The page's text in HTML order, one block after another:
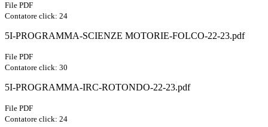
File PDF
Contatore click: 24
5I-PROGRAMMA-SCIENZE MOTORIE-FOLCO-22-23.pdf
File PDF
Contatore click: 30
5I-PROGRAMMA-IRC-ROTONDO-22-23.pdf
File PDF
Contatore click: 24